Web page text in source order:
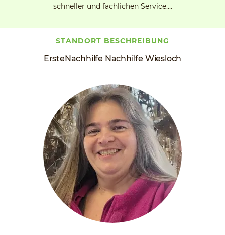
schneller und fachlichen Service.…
ErsteNachhilfe Nachhilfe Wiesloch
STANDORT BESCHREIBUNG